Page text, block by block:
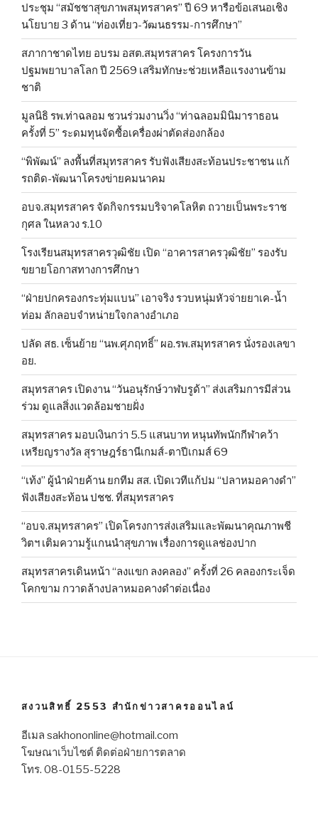
ประชุม “สมัชชาสุขภาพสมุทรสาคร” ปี 69 หารือข้อเสนอเชิง
นโยบาย 3 ด้าน “ท่องเที่ยว-วัฒนธรรม-การศึกษา”
สภากาชาดไทย อบรม อสต.สมุทรสาคร โครงการวัน
ปฐมพยาบาลโลก ปี 2569 เสริมทักษะช่วยเหลือแรงงานข้าม
ชาติ
มูลนิธิ รพ.ท่าฉลอม ชวนร่วมงานวิ่ง “ท่าฉลอมมินิมาราธอน
ครั้งที่ 5” ระดมทุนจัดซื้อเครื่องผ่าตัดส่องกล้อง
“พิพัฒน์” ลงพื้นที่สมุทรสาคร รับฟังเสียงสะท้อนประชาชน แก้
รถติด-พัฒนาโครงข่ายคมนาคม
อบจ.สมุทรสาคร จัดกิจกรรมบริจาคโลหิต ถวายเป็นพระราช
กุศล ในหลวง ร.10
โรงเรียนสมุทรสาครวุฒิชัย เปิด “อาคารสาครวุฒิชัย” รองรับ
ขยายโอกาสทางการศึกษา
“ฝ่ายปกครองกระทุ่มแบน” เอาจริง รวบหนุ่มหัวจ่ายยาเค-น้ำ
ท่อม ลักลอบจำหน่ายใจกลางอำเภอ
ปลัด สธ. เซ็นย้าย “นพ.ศุภฤทธิ์” ผอ.รพ.สมุทรสาคร นั่งรองเลขา
อย.
สมุทรสาคร เปิดงาน “วันอนุรักษ์วาฬบรูด้า” ส่งเสริมการมีส่วน
ร่วม ดูแลสิ่งแวดล้อมชายฝั่ง
สมุทรสาคร มอบเงินกว่า 5.5 แสนบาท หนุนทัพนักกีฬาคว้า
เหรียญรางวัล สุราษฎร์ธานีเกมส์-ตาปีเกมส์ 69
“เท้ง” ผู้นำฝ่ายค้าน ยกทีม สส. เปิดเวทีแก้ปม “ปลาหมอคางดำ”
ฟังเสียงสะท้อน ปชช. ที่สมุทรสาคร
“อบจ.สมุทรสาคร” เปิดโครงการส่งเสริมและพัฒนาคุณภาพชี
วิตฯ เติมความรู้แกนนำสุขภาพ เรื่องการดูแลช่องปาก
สมุทรสาครเดินหน้า “ลงแขก ลงคลอง” ครั้งที่ 26 คลองกระเจ็ด
โคกขาม กวาดล้างปลาหมอคางดำต่อเนื่อง
สงวนสิทธิ์ 2553 สำนักข่าวสาครออนไลน์
อีเมล sakhononline@hotmail.com
โฆษณาเว็บไซต์ ติดต่อฝ่ายการตลาด
โทร. 08-0155-5228